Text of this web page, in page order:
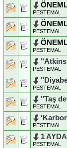
PESTEMAL
PESTEMAL
PESTEMAL
"Atkins
PESTEMAL
PESTEMAL
"Taş
PESTEMAL
PESTEMAL
1
PESTEMAL